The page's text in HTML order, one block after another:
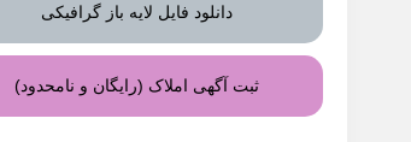
دانلود فایل لایه باز گرافیکی
ثبت آگهی املاک (رایگان و نامحدود)